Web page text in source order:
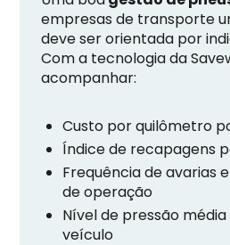
empresas de transporte
deve ser orientada por
Com a tecnologia da
acompanhar:
Custo por quilômetro
Índice de recapagens
Frequência de avarias
de operação
Nível de pressão
veículo